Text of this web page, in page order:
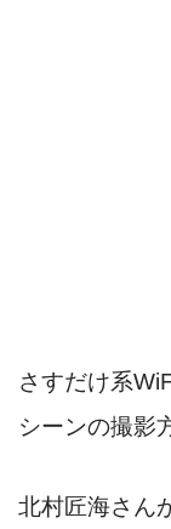
さすだけ系
シーンの撮影
北村匠海さん